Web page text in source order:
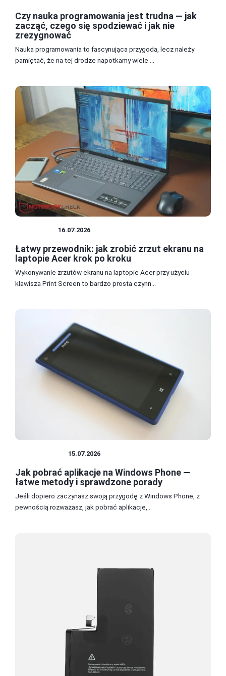
Czy nauka programowania jest trudna — jak
zacząć, czego się spodziewać i jak nie
zrezygnować
Nauka programowania to fascynująca przygoda, lecz należy
pamiętać, że na tej drodze napotkamy wiele ...
16.07.2026
Łatwy przewodnik: jak zrobić zrzut ekranu na
laptopie Acer krok po kroku
Wykonywanie zrzutów ekranu na laptopie Acer przy użyciu
klawisza Print Screen to bardzo prosta czynn...
15.07.2026
Jak pobrać aplikacje na Windows Phone —
łatwe metody i sprawdzone porady
Jeśli dopiero zaczynasz swoją przygodę z Windows Phone, z
pewnością rozważasz, jak pobrać aplikacje,...